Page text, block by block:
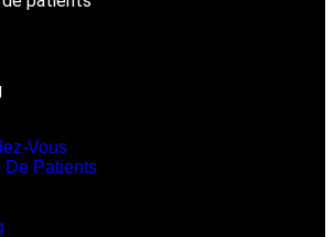
Vous
De Patients